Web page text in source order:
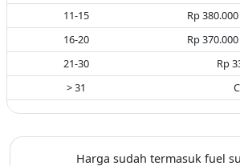
11-15 Rp
16-20 Rp
21-30 Rp
> 31
Harga sudah termasuk fuel